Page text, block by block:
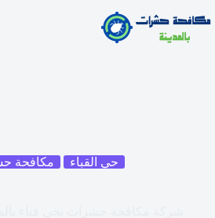
حي القباء مكافحة